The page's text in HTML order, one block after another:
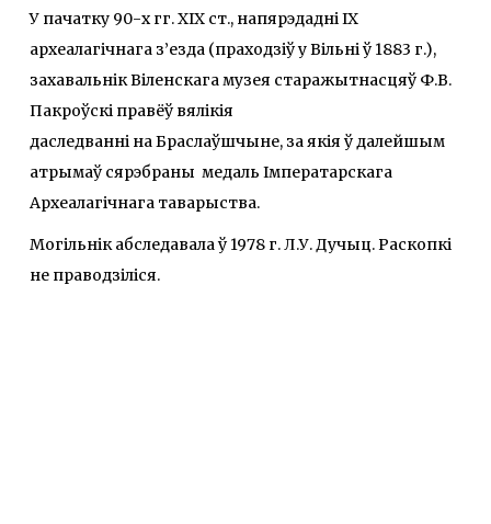
У пачатку 90-х гг. XIX ст., напярэдадні IX
археалагічнага з’езда (праходзіў у Вільні ў 1883 г.),
захавальнік Віленскага музея старажытнасцяў Ф.В.
Пакроўскі правёў вялікія
даследванні на Браслаўшчыне, за якія ў далейшым
атрымаў сярэбраны медаль Імператарскага
Археалагічнага таварыства.
Могільнік абследавала ў 1978 г. Л.У. Дучыц. Раскопкі
не праводзіліся.